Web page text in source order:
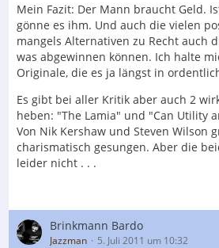
Mein Fazit: Der Mann braucht Geld.
gönne es ihm. Und auch die vielen
mangels Alternativen zu Recht auch
was abgewinnen können. Ich halte
Originale, die es ja längst in
Es gibt bei aller Kritik aber auch 2
heben: "The Lamia" und "Can Utility
Von Nik Kershaw und Steven Wilson
charismatisch gesungen. Aber die
leider nicht . . .
Brinkmann Bardo
Jazzman 5. Juli 2011 um 10:32